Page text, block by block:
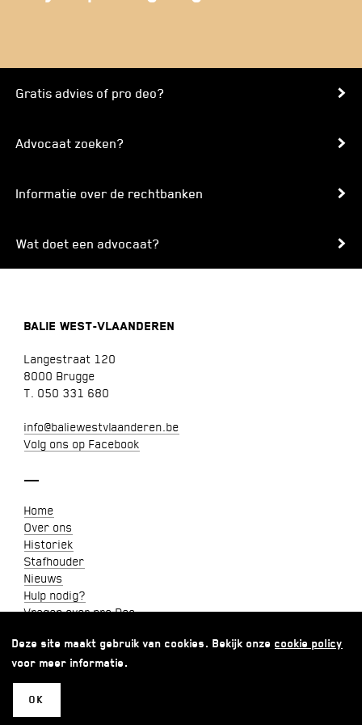
Gratis advies of pro deo?
Advocaat zoeken?
Informatie over de rechtbanken
Wat doet een advocaat?
BALIE WEST-VLAANDEREN
Langestraat 120
8000 Brugge
T. 050 331 680
info@baliewestvlaanderen.be
Volg ons op Facebook
Home
Over ons
Historiek
Stafhouder
Nieuws
Hulp nodig?
Vragen over pro Deo
Contact
Privacyverklaring
Cookie policy
Klokkenluidersmelding
Deze site maakt gebruik van cookies. Bekijk onze cookie policy
voor meer informatie.
OK